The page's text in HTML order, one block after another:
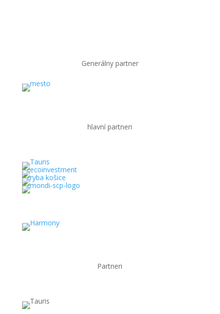
Generálny partner
hlavní partneri
Partneri